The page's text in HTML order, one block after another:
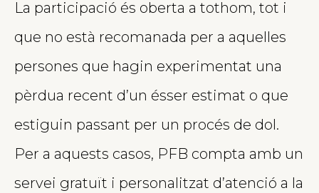
La participació és oberta a tothom, tot i
que no està recomanada per a aquelles
persones que hagin experimentat una
pèrdua recent d’un ésser estimat o que
estiguin passant per un procés de dol.
Per a aquests casos, PFB compta amb un
servei gratuït i personalitzat d’atenció a la